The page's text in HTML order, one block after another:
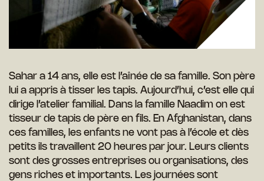
Sahar a 14 ans, elle est l’aînée de sa famille. Son père
lui a appris à tisser les tapis. Aujourd’hui, c’est elle qui
dirige l’atelier familial. Dans la famille Naadim on est
tisseur de tapis de père en fils. En Afghanistan, dans
ces familles, les enfants ne vont pas à l’école et dès
petits ils travaillent 20 heures par jour. Leurs clients
sont des grosses entreprises ou organisations, des
gens riches et importants. Les journées sont